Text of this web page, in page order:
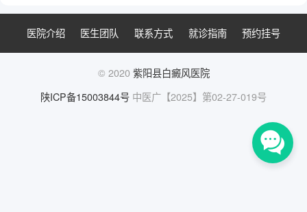
医院介绍 医生团队 联系方式 就诊指南 预约挂号
© 2020 紫阳县白癜风医院
陕ICP备15003844号 中医广【2025】第02-27-019号